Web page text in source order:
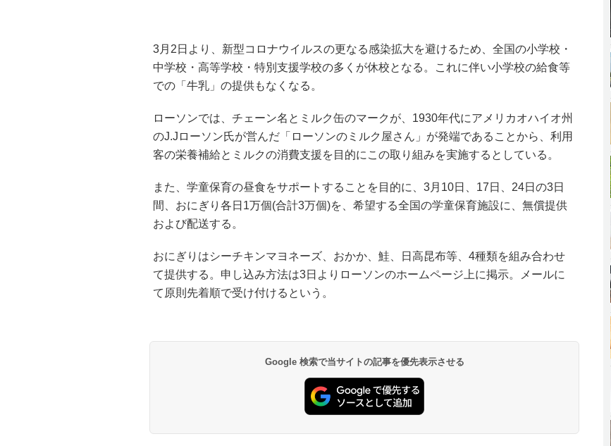
3月2日より、新型コロナウイルスの更なる感染拡大を避けるため、全国の小学校・
中学校・高等学校・特別支援学校の多くが休校となる。これに伴い小学校の給食等
での「牛乳」の提供もなくなる。
ローソンでは、チェーン名とミルク缶のマークが、1930年代にアメリカオハイオ州
のJ.Jローソン氏が営んだ「ローソンのミルク屋さん」が発端であることから、利用
客の栄養補給とミルクの消費支援を目的にこの取り組みを実施するとしている。
また、学童保育の昼食をサポートすることを目的に、3月10日、17日、24日の3日
間、おにぎり各日1万個(合計3万個)を、希望する全国の学童保育施設に、無償提供
および配送する。
おにぎりはシーチキンマヨネーズ、おかか、鮭、日高昆布等、4種類を組み合わせ
て提供する。申し込み方法は3日よりローソンのホームページ上に掲示。メールに
て原則先着順で受け付けるという。
Google 検索で当サイトの記事を優先表示させる